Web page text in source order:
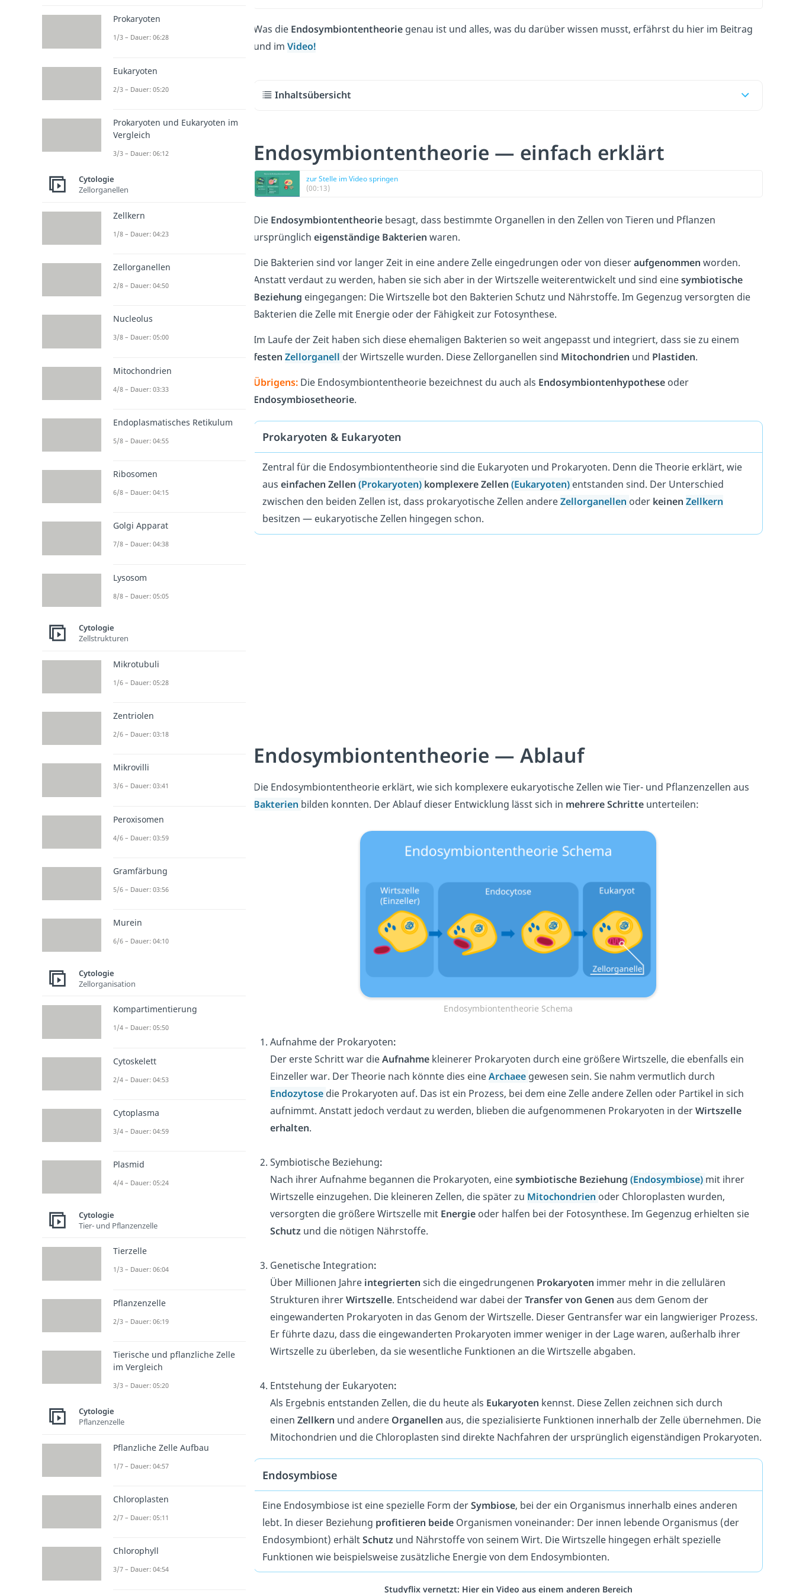
Was die Endosymbiontentheorie genau ist und alles, was du darüber wissen musst, erfährst du hier im Beitrag
und im Video!
Inhaltsübersicht
Endosymbiontentheorie — einfach erklärt
zur Stelle im Video springen
(00:13)
Die Endosymbiontentheorie besagt, dass bestimmte Organellen in den Zellen von Tieren und Pflanzen
ursprünglich eigenständige Bakterien waren.
Die Bakterien sind vor langer Zeit in eine andere Zelle eingedrungen oder von dieseraufgenommen worden.
Anstatt verdaut zu werden, haben sie sich aber in der Wirtszelle weiterentwickelt und sind einesymbiotische
Beziehung eingegangen: Die Wirtszelle bot den Bakterien Schutz und Nährstoffe. Im Gegenzug versorgten die
Bakterien die Zelle mit Energie oder der Fähigkeit zur Fotosynthese.
Im Laufe der Zeit haben sich diese ehemaligen Bakterien so weit angepasst und integriert, dass sie zu einem
festen Zellorganell der Wirtszelle wurden. Diese Zellorganellen sind Mitochondrien und Plastiden.
Übrigens: Die Endosymbiontentheorie bezeichnest du auch als Endosymbiontenhypothese oder
Endosymbiosetheorie.
Prokaryoten & Eukaryoten
Zentral für die Endosymbiontentheorie sind die Eukaryoten und Prokaryoten. Denn die Theorie erklärt, wie
aus einfachen Zellen (Prokaryoten) komplexere Zellen (Eukaryoten) entstanden sind. Der Unterschied
zwischen den beiden Zellen ist, dass prokaryotische Zellen andereZellorganellen oder keinen Zellkern
besitzen — eukaryotische Zellen hingegen schon.
Endosymbiontentheorie — Ablauf
Die Endosymbiontentheorie erklärt, wie sich komplexere eukaryotische Zellen wie Tier- und Pflanzenzellen aus
Bakterien bilden konnten. Der Ablauf dieser Entwicklung lässt sich in mehrere Schritte unterteilen:
Endosymbiontentheorie Schema
Aufnahme der Prokaryoten:
Der erste Schritt war dieAufnahme kleinerer Prokaryoten durch eine größere Wirtszelle, die ebenfalls ein
Einzeller war. Der Theorie nach könnte dies eineArchaee gewesen sein. Sie nahm vermutlich durch
Endozytose die Prokaryoten auf. Das ist ein Prozess, bei dem eine Zelle andere Zellen oder Partikel in sich
aufnimmt. Anstatt jedoch verdaut zu werden, blieben die aufgenommenen Prokaryoten in derWirtszelle
erhalten.
Symbiotische Beziehung:
Nach ihrer Aufnahme begannen die Prokaryoten, einesymbiotische Beziehung (Endosymbiose) mit ihrer
Wirtszelle einzugehen. Die kleineren Zellen, die später zu Mitochondrien oder Chloroplasten wurden,
versorgten die größere Wirtszelle mit Energie oder halfen bei der Fotosynthese. Im Gegenzug erhielten sie
Schutz und die nötigen Nährstoffe.
Genetische Integration:
Über Millionen Jahre integrierten sich die eingedrungenen Prokaryoten immer mehr in die zellulären
Strukturen ihrerWirtszelle. Entscheidend war dabei derTransfer von Genen aus dem Genom der
eingewanderten Prokaryoten in das Genom der Wirtszelle. Dieser Gentransfer war ein langwieriger Prozess.
Er führte dazu, dass die eingewanderten Prokaryoten immer weniger in der Lage waren, außerhalb ihrer
Wirtszelle zu überleben, da sie wesentliche Funktionen an die Wirtszelle abgaben.
Entstehung der Eukaryoten:
Als Ergebnis entstanden Zellen, die du heute als Eukaryoten kennst. Diese Zellen zeichnen sich durch
einen Zellkern und andere Organellen aus, die spezialisierte Funktionen innerhalb der Zelle übernehmen. Die
Mitochondrien und die Chloroplasten sind direkte Nachfahren der ursprünglich eigenständigen Prokaryoten.
Endosymbiose
Eine Endosymbiose ist eine spezielle Form derSymbiose, bei der ein Organismus innerhalb eines anderen
lebt. In dieser Beziehung profitieren beide Organismen voneinander: Der innen lebende Organismus (der
Endosymbiont) erhältSchutz und Nährstoffe von seinem Wirt. Die Wirtszelle hingegen erhält spezielle
Funktionen wie beispielsweise zusätzliche Energie von dem Endosymbionten.
Studyflix vernetzt: Hier ein Video aus einem anderen Bereich
Prokaryoten
1/3 – Dauer: 06:28
Eukaryoten
2/3 – Dauer: 05:20
Prokaryoten und Eukaryoten im
Vergleich
3/3 – Dauer: 06:12
Cytologie
Zellorganellen
Zellkern
1/8 – Dauer: 04:23
Zellorganellen
2/8 – Dauer: 04:50
Nucleolus
3/8 – Dauer: 05:00
Mitochondrien
4/8 – Dauer: 03:33
Endoplasmatisches Retikulum
5/8 – Dauer: 04:55
Ribosomen
6/8 – Dauer: 04:15
Golgi Apparat
7/8 – Dauer: 04:38
Lysosom
8/8 – Dauer: 05:05
Cytologie
Zellstrukturen
Mikrotubuli
1/6 – Dauer: 05:28
Zentriolen
2/6 – Dauer: 03:18
Mikrovilli
3/6 – Dauer: 03:41
Peroxisomen
4/6 – Dauer: 03:59
Gramfärbung
5/6 – Dauer: 03:56
Murein
6/6 – Dauer: 04:10
Cytologie
Zellorganisation
Kompartimentierung
1/4 – Dauer: 05:50
Cytoskelett
2/4 – Dauer: 04:53
Cytoplasma
3/4 – Dauer: 04:59
Plasmid
4/4 – Dauer: 05:24
Cytologie
Tier- und Pflanzenzelle
Tierzelle
1/3 – Dauer: 06:04
Pflanzenzelle
2/3 – Dauer: 06:19
Tierische und pflanzliche Zelle
im Vergleich
3/3 – Dauer: 05:20
Cytologie
Pflanzenzelle
Pflanzliche Zelle Aufbau
1/7 – Dauer: 04:57
Chloroplasten
2/7 – Dauer: 05:11
Chlorophyll
3/7 – Dauer: 04:54